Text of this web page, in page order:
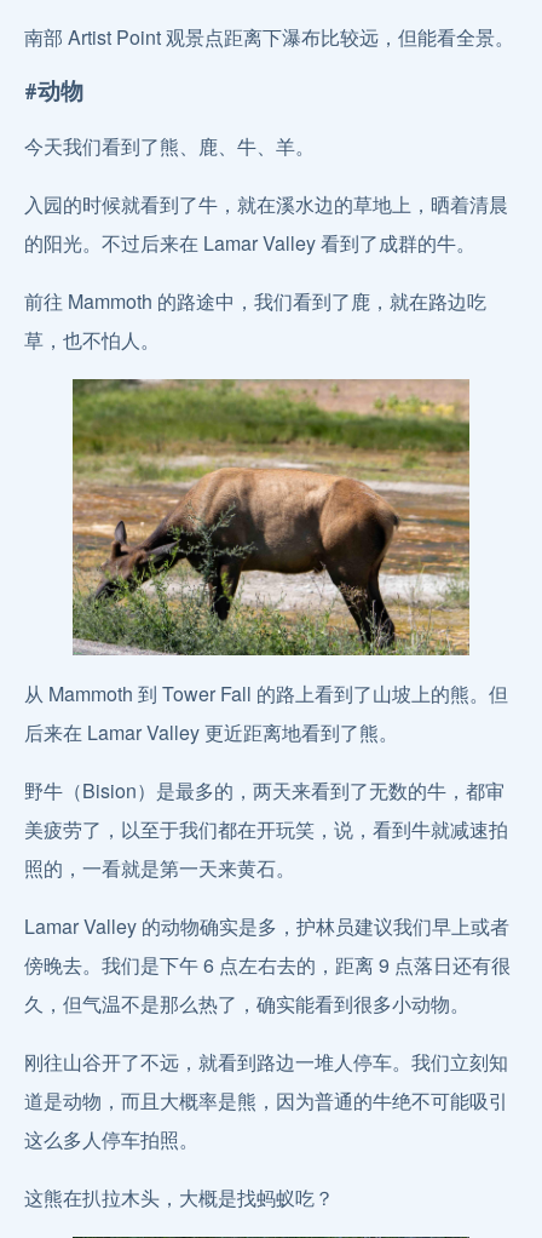
南部 Artist Point 观景点距离下瀑布比较远，但能看全景。
#动物
今天我们看到了熊、鹿、牛、羊。
入园的时候就看到了牛，就在溪水边的草地上，晒着清晨
的阳光。不过后来在 Lamar Valley 看到了成群的牛。
前往 Mammoth 的路途中，我们看到了鹿，就在路边吃
草，也不怕人。
从 Mammoth 到 Tower Fall 的路上看到了山坡上的熊。但
后来在 Lamar Valley 更近距离地看到了熊。
野牛（Bision）是最多的，两天来看到了无数的牛，都审
美疲劳了，以至于我们都在开玩笑，说，看到牛就减速拍
照的，一看就是第一天来黄石。
Lamar Valley 的动物确实是多，护林员建议我们早上或者
傍晚去。我们是下午 6 点左右去的，距离 9 点落日还有很
久，但气温不是那么热了，确实能看到很多小动物。
刚往山谷开了不远，就看到路边一堆人停车。我们立刻知
道是动物，而且大概率是熊，因为普通的牛绝不可能吸引
这么多人停车拍照。
这熊在扒拉木头，大概是找蚂蚁吃？